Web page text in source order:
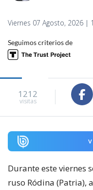
Viernes 07 Agosto, 2026 |
Seguimos criterios de
1212
visitas
Durante este viernes
ruso Ródina (Patria),